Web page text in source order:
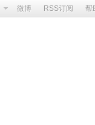
微博 RSS订阅 帮